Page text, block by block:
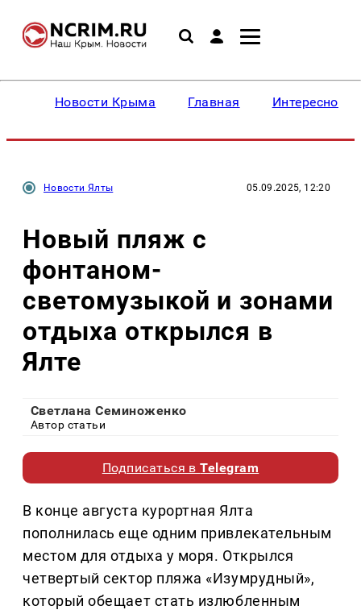
Новости Крыма Главная Интересное
Новости Ялты 05.09.2025, 12:20
Новый пляж с
фонтаном-
светомузыкой и зонами
отдыха открылся в
Ялте
Светлана Семиноженко
Автор статьи
Подписаться вTelegram
В конце августа курортная Ялта
пополнилась еще одним привлекательным
местом для отдыха у моря. Открылся
четвертый сектор пляжа «Изумрудный»,
который обещает стать излюбленным